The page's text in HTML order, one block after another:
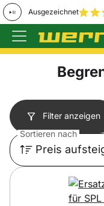
Ausgezeichnet
Zum
Filter anzeigen
Sortieren nach
Preis